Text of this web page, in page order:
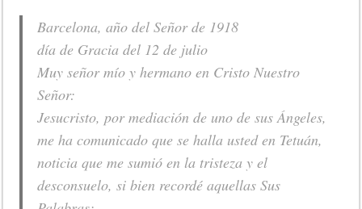
Barcelona, año del Señor de 1918
día de Gracia del 12 de julio
Muy señor mío y hermano en Cristo Nuestro
Señor:
Jesucristo, por mediación de uno de sus Ángeles,
me ha comunicado que se halla usted en Tetuán,
noticia que me sumió en la tristeza y el
desconsuelo, si bien recordé aquellas Sus